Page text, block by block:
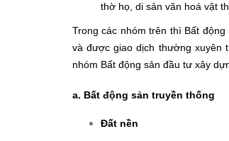
thờ họ, di sản văn hoá vật
​Trong các nhóm trên thì Bất
và được giao dịch thường xuyên
nhóm Bất động sản đầu tư xây
a. Bất động sản truyền thống
Đất nền